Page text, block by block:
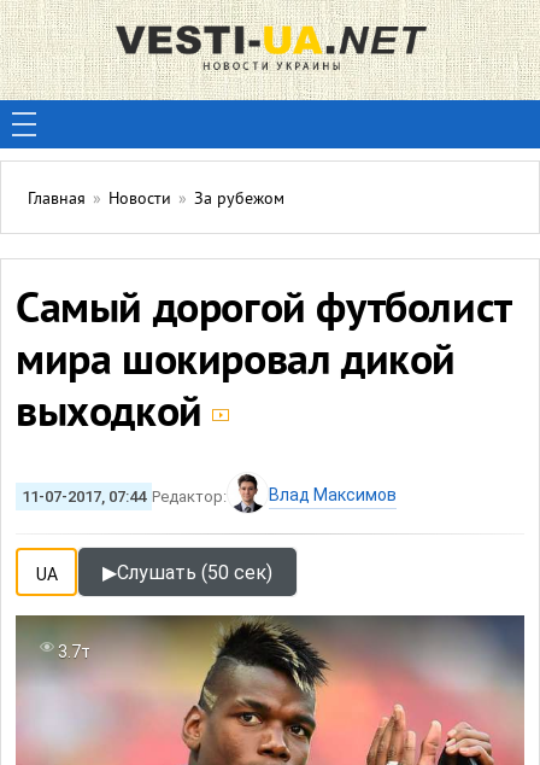
Главная » Новости » За рубежом
Самый дорогой футболист
мира шокировал дикой
выходкой
11-07-2017, 07:44 Редактор: Влад Максимов
UA ▶Слушать (50 сек)
3.7т